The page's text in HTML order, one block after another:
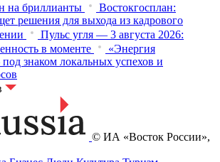
на бриллианты
Востокгосплан:
решения для выхода из кадрового
Пульс угля — 3 августа 2026:
в моменте
«Энергия
знаком локальных успехов и
© ИА «Восток России»,